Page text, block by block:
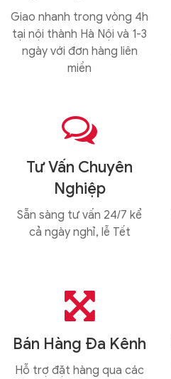
Giao nhanh trong vòng 4h
tại nội thành Hà Nội và 1-3
ngày với đơn hàng liên
miền

Tư Vấn Chuyên
Nghiệp
Sẵn sàng tư vấn 24/7 kể
cả ngày nghỉ, lễ Tết

Bán Hàng Đa Kênh
Hỗ trợ đặt hàng qua các